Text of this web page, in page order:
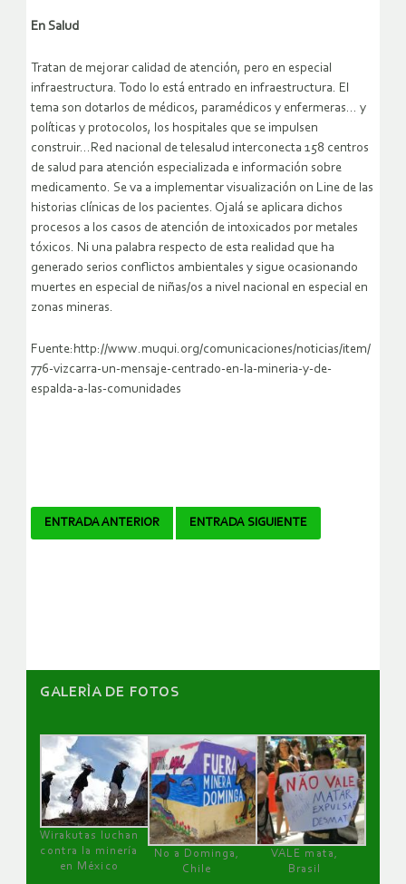
En Salud
Tratan de mejorar calidad de atención, pero en especial
infraestructura. Todo lo está entrado en infraestructura. El
tema son dotarlos de médicos, paramédicos y enfermeras… y
políticas y protocolos, los hospitales que se impulsen
construir…Red nacional de telesalud interconecta 158 centros
de salud para atención especializada e información sobre
medicamento. Se va a implementar visualización on Line de las
historias clínicas de los pacientes. Ojalá se aplicara dichos
procesos a los casos de atención de intoxicados por metales
tóxicos. Ni una palabra respecto de esta realidad que ha
generado serios conflictos ambientales y sigue ocasionando
muertes en especial de niñas/os a nivel nacional en especial en
zonas mineras.
Fuente:http://www.muqui.org/comunicaciones/noticias/item/
776-vizcarra-un-mensaje-centrado-en-la-mineria-y-de-
espalda-a-las-comunidades
Navegador
ENTRADA ANTERIOR ENTRADA SIGUIENTE
GALERÌA DE FOTOS
Wirakutas luchan
contra la minería
en México
No a Dominga,
Chile
VALE mata,
Brasil